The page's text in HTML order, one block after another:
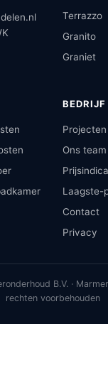
Terrazzo
Granito
Graniet
BEDRIJF
Projecten
Ons team
Laagste-
Contact
Privacy
B.V. ·
rechten voorbehouden